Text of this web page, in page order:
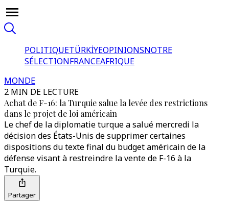
POLITIQUETÜRKİYEOPINIONSNOTRE
SÉLECTIONFRANCEAFRIQUE
MONDE
2 MIN DE LECTURE
Achat de F-16: la Turquie salue la levée des restrictions
dans le projet de loi américain
Le chef de la diplomatie turque a salué mercredi la
décision des États-Unis de supprimer certaines
dispositions du texte final du budget américain de la
défense visant à restreindre la vente de F-16 à la
Turquie.
Partager